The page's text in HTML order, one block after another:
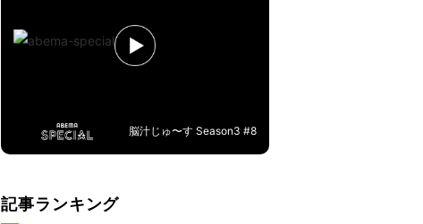
脳汁じゅ〜す Season3 #8
記事ランキング